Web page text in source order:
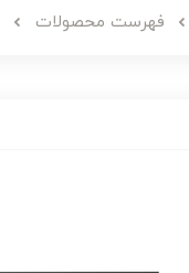
فهرست محصولات